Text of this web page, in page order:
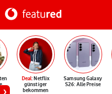
Deal: Netflix
günstiger
bekommen
Samsung Galaxy
S26: Alle Preise